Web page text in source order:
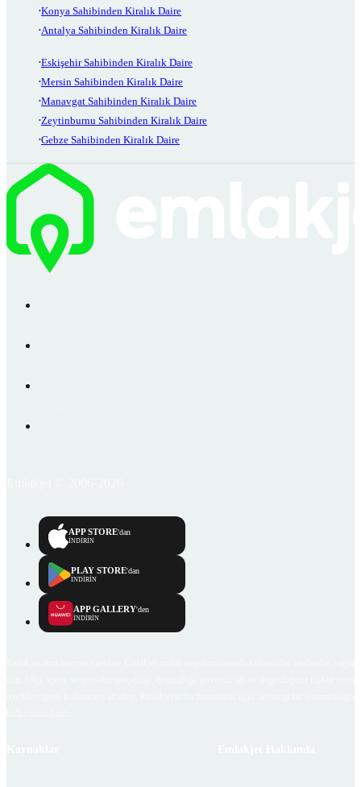
Konya Sahibinden Kiralık Daire
Antalya Sahibinden Kiralık Daire
Eskişehir Sahibinden Kiralık Daire
Mersin Sahibinden Kiralık Daire
Manavgat Sahibinden Kiralık Daire
Zeytinburnu Sahibinden Kiralık Daire
Gebze Sahibinden Kiralık Daire
APP STORE'dan
İNDİRİN
PLAY STORE'dan
İNDİRİN
APP GALLERY'den
İNDİRİN